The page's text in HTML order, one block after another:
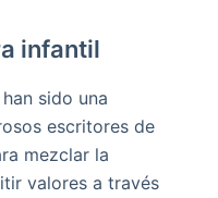
infantil
sido una
escritores de
mezclar la
valores a través